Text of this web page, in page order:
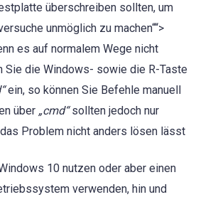
überschreiben sollten, um
unmöglich zu machen““>
es auf normalem Wege nicht
Sie die Windows- sowie die R-Taste
ein, so können Sie Befehle manuell
über „cmd“sollten jedoch nur
Problem nicht anders lösen lässt
10 nutzen oder aber einen
verwenden, hin und